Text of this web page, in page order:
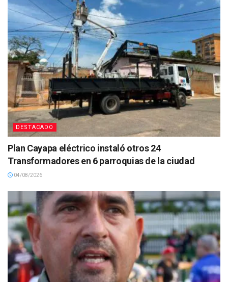
DESTACADO
Plan Cayapa eléctrico instaló otros 24
Transformadores en 6 parroquias de la ciudad
04/08/2026